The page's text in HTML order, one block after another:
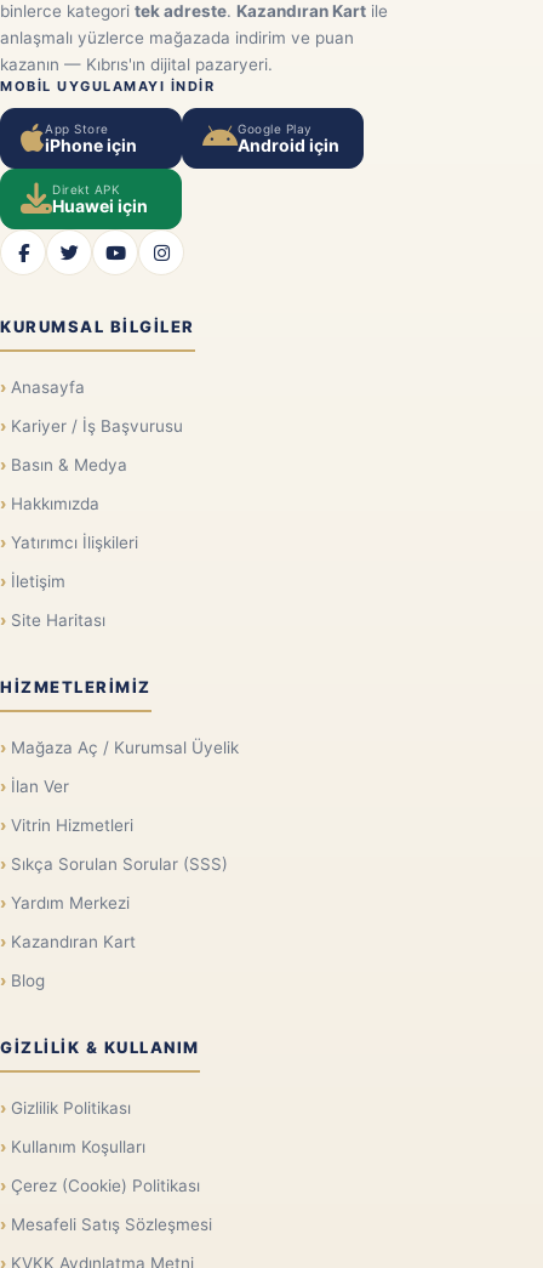
binlerce kategori tek adreste. Kazandıran Kart ile
anlaşmalı yüzlerce mağazada indirim ve puan
kazanın — Kıbrıs'ın dijital pazaryeri.
MOBIL UYGULAMAYI INDIR
App Store
iPhone için
Google Play
Android için
Direkt APK
Huawei için
KURUMSAL BILGILER
Anasayfa
Kariyer / İş Başvurusu
Basın & Medya
Hakkımızda
Yatırımcı İlişkileri
İletişim
Site Haritası
HIZMETLERIMIZ
Mağaza Aç / Kurumsal Üyelik
İlan Ver
Vitrin Hizmetleri
Sıkça Sorulan Sorular (SSS)
Yardım Merkezi
Kazandıran Kart
Blog
GIZLILIK & KULLANIM
Gizlilik Politikası
Kullanım Koşulları
Çerez (Cookie) Politikası
Mesafeli Satış Sözleşmesi
KVKK Aydınlatma Metni